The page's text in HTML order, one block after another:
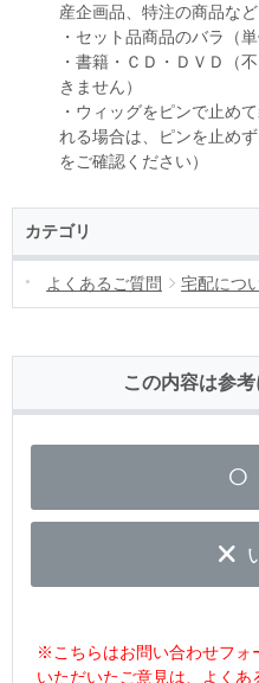
産企画品、特注の商品など
・セット品商品のバラ（
・書籍・ＣＤ・ＤＶＤ（
きません）
・ウィッグをピンで止め
れる場合は、ピンを止め
をご確認ください）
カテゴリ
よくあるご質問 宅配につ
この内容は参
※こちらはお問い合わせフ
いただいたご意見は、よく